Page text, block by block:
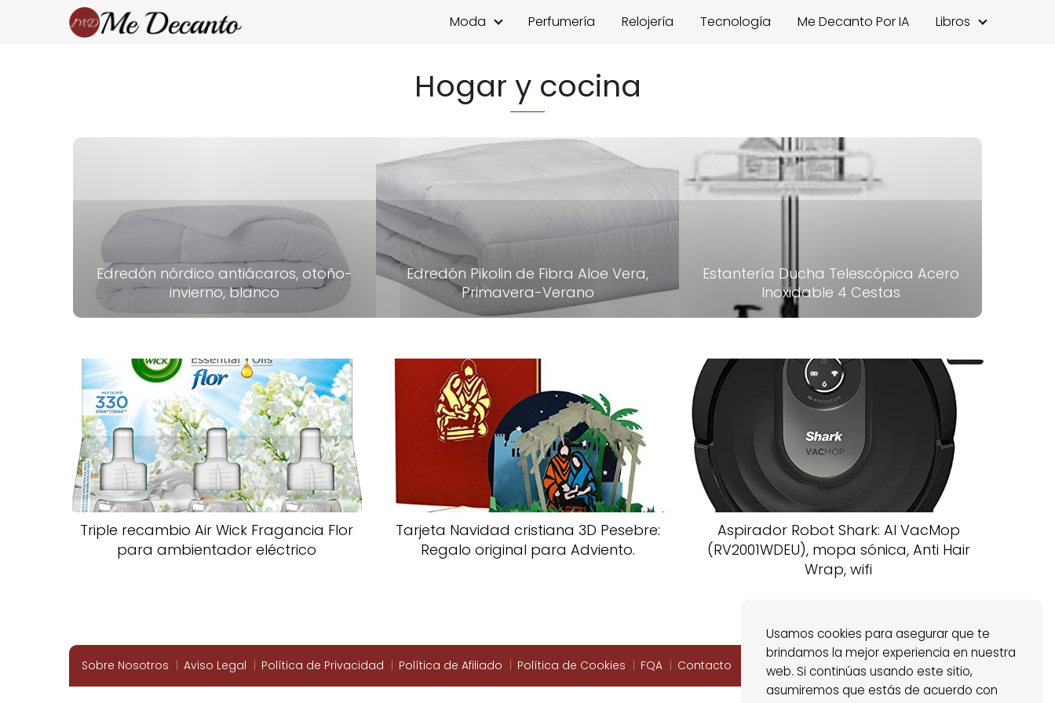
Moda Perfumería Relojería Tecnología Me Decanto Por IA Libros
Hogar y cocina
Edredón nórdico antiácaros, otoño-
invierno, blanco
Edredón Pikolin de Fibra Aloe Vera,
Primavera-Verano
Estantería Ducha Telescópica Acero
Inoxidable 4 Cestas
Triple recambio Air Wick Fragancia Flor
para ambientador eléctrico
Tarjeta Navidad cristiana 3D Pesebre:
Regalo original para Adviento.
Aspirador Robot Shark: AI VacMop
(RV2001WDEU), mopa sónica, Anti Hair
Wrap, wifi
Sobre Nosotros Aviso Legal Política de Privacidad Política de Afiliado Política de Cookies FQA Contacto
Usamos cookies para asegurar que te
brindamos la mejor experiencia en nuestra
web. Si continúas usando este sitio,
asumiremos que estás de acuerdo con